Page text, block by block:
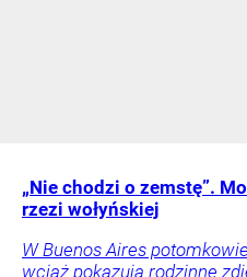
„Nie chodzi o zemstę”.
rzezi wołyńskiej
W Buenos Aires
wciąż pokazują rodzinne